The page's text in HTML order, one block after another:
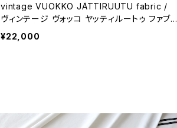
vintage VUOKKO JÄTTIRUUTU fabric /
ヴィンテージ ヴォッコ ヤッティルートゥ ファブリ
ック
¥22,000